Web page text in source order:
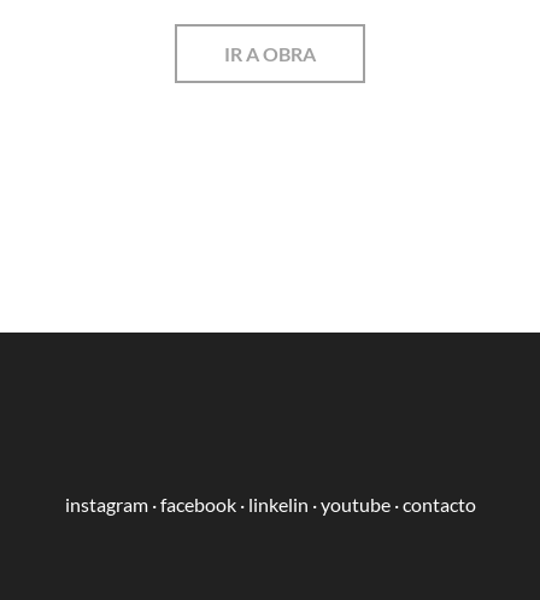
IR A OBRA
instagram·facebook· linkelin ·youtube·contacto